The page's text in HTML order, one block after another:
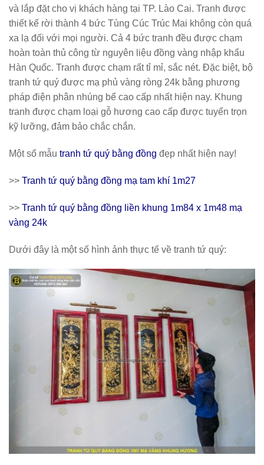
và lắp đặt cho vị khách hàng tại TP. Lào Cai. Tranh được
thiết kế rời thành 4 bức Tùng Cúc Trúc Mai không còn quá
xa lạ đối với mọi người. Cả 4 bức tranh đều được chạm
hoàn toàn thủ công từ nguyên liệu đồng vàng nhập khẩu
Hàn Quốc. Tranh được chạm rất tỉ mỉ, sắc nét. Đặc biệt, bộ
tranh tứ quý được mạ phủ vàng ròng 24k bằng phương
pháp điện phân nhúng bể cao cấp nhất hiện nay. Khung
tranh được chạm loại gỗ hương cao cấp được tuyển trọn
kỹ lưỡng, đảm bảo chắc chắn.
Một số mẫu tranh tứ quý bằng đồng đẹp nhất hiện nay!
>> Tranh tứ quý bằng đồng mạ tam khí 1m27
>> Tranh tứ quý bằng đồng liền khung 1m84 x 1m48 mạ
vàng 24k
Dưới đây là một số hình ảnh thực tế về tranh tứ quý: